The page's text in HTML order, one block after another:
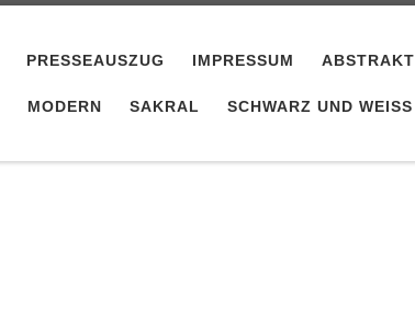
PRESSEAUSZUG IMPRESSUM ABSTRAKT
MODERN SAKRAL SCHWARZ UND WEISS